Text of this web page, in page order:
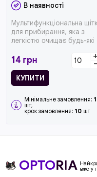
В наявності
Мультифункціональна
для прибирання, яка з
легкістю очищає будь-які
міс...
14 грн +
-
КУПИТИ
Мінімальне замовлення:
шт;
крок замовлення: 10 шт
OPTORIA вже у